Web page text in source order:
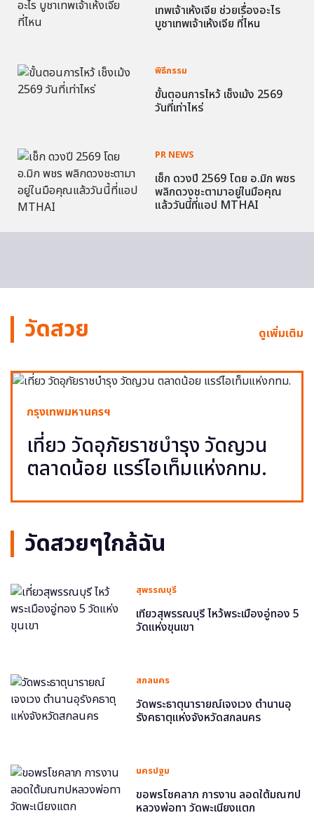
เทพเจ้าเห้งเจีย ช่วยเรื่องอะไร
บูชาเทพเจ้าเห้งเจีย ที่ไหน
พิธีกรรม
ขั้นตอนการไหว้ เช็งเม้ง 2569
วันที่เท่าไหร่
PR NEWS
เช็ก ดวงปี 2569 โดย อ.มิก พชร
พลิกดวงชะตามาอยู่ในมือคุณ
แล้ววันนี้ที่แอป MTHAI
วัดสวย ดูเพิ่มเติม
กรุงเทพมหานครฯ
เที่ยว วัดอุภัยราชบำรุง วัดญวน
ตลาดน้อย แรร์ไอเท็มแห่งกทม.
วัดสวยๆใกล้ฉัน
สุพรรณบุรี
เที่ยวสุพรรณบุรี ไหว้พระเมืองอู่ทอง 5
วัดแห่งขุนเขา
สกลนคร
วัดพระธาตุนารายณ์เจงเวง ตำนานอุ
รังคธาตุแห่งจังหวัดสกลนคร
นครปฐม
ขอพรโชคลาภ การงาน ลอดใต้มณฑป
หลวงพ่อทา วัดพะเนียงแตก